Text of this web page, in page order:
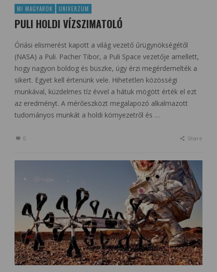
MI MAGYAROK UNIVERZUM
PULI HOLDI VÍZSZIMATOLÓ
Óriási elismerést kapott a világ vezető űrügynökségétől
(NASA) a Puli. Pacher Tibor, a Puli Space vezetője amellett,
hogy nagyon boldog és büszke, úgy érzi megérdemelték a
sikert. Egyet kell értenünk vele. Hihetetlen közösségi
munkával, küzdelmes tíz évvel a hátuk mögött érték el ezt
az eredményt. A mérőeszközt megalapozó alkalmazott
tudományos munkát a holdi környezetről és …
0 Share